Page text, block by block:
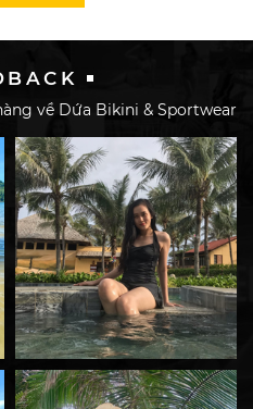
về Dứa Bikini & Sportwear